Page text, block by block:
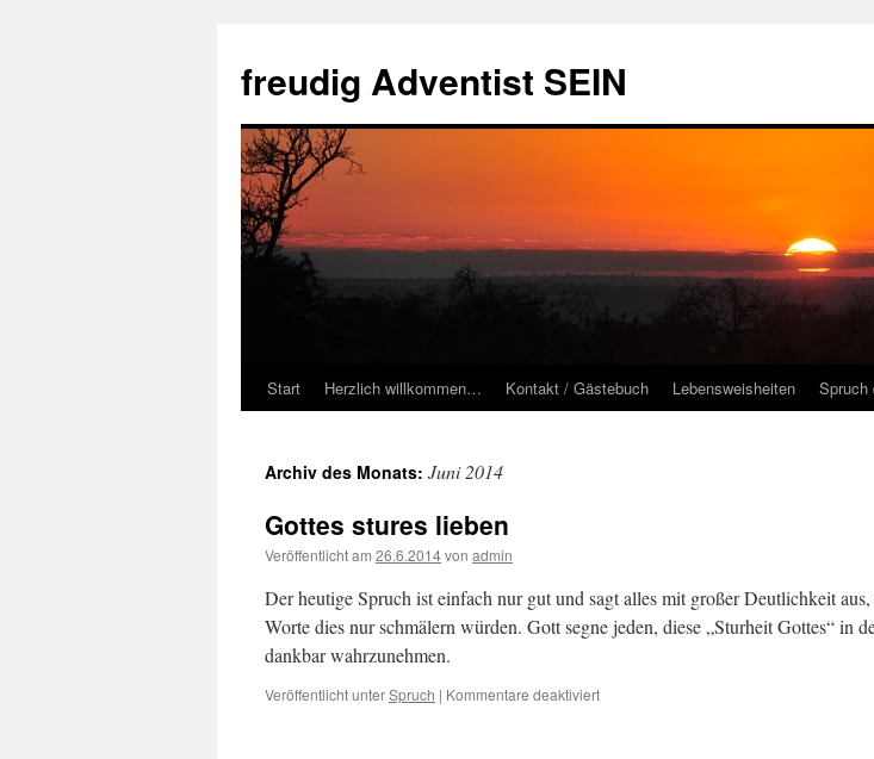
springen
freudig Adventist SEIN
Start Herzlich willkommen… Kontakt / Gästebuch Lebensweisheiten Spruch
Archiv des Monats: Juni 2014
Gottes stures lieben
Veröffentlicht am 26.6.2014von admin
Der heutige Spruch ist einfach nur gut und sagt alles mit großer Deutlichkeit aus,
Worte dies nur schmälern würden. Gott segne jeden, diese „Sturheit Gottes“ in
dankbar wahrzunehmen.
Veröffentlicht unterSpruch | Kommentare deaktiviertfür